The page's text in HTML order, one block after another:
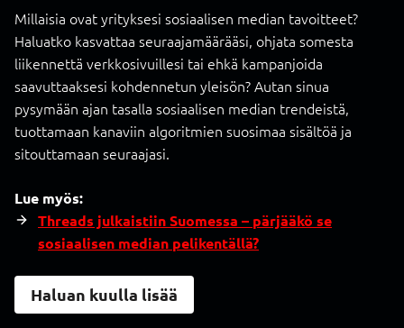
Millaisia ovat yrityksesi sosiaalisen median tavoitteet?
Haluatko kasvattaa seuraajamäärääsi, ohjata somesta
liikennettä verkkosivuillesi tai ehkä kampanjoida
saavuttaaksesi kohdennetun yleisön? Autan sinua
pysymään ajan tasalla sosiaalisen median trendeistä,
tuottamaan kanaviin algoritmien suosimaa sisältöä ja
sitouttamaan seuraajasi.
Lue myös:
Threads julkaistiin Suomessa – pärjääkö se
sosiaalisen median pelikentällä?
Haluan kuulla lisää